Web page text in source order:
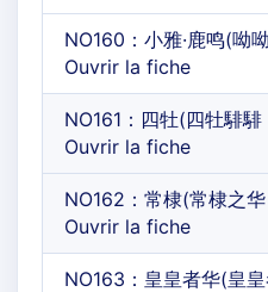
NO160：小雅·鹿鸣(呦
Ouvrir la fiche
NO161：四牡(四牡騑
Ouvrir la fiche
NO162：常棣(常棣之
Ouvrir la fiche
NO163：皇皇者华(皇